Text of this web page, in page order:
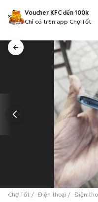
Voucher KFC đến 100k
Chỉ có trên app Chợ Tốt
Chợ Tốt Điện thoại Điện